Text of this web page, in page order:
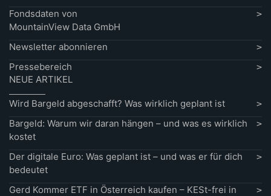
Fondsdaten von
MountainView Data GmbH
Newsletter abonnieren
Pressebereich
NEUE ARTIKEL
Wird Bargeld abgeschafft? Was wirklich geplant ist
Bargeld: Warum wir daran hängen – und was es wirklich
kostet
Der digitale Euro: Was geplant ist – und was er für dich
bedeutet
Gerd Kommer ETF in Österreich kaufen – KESt-frei in